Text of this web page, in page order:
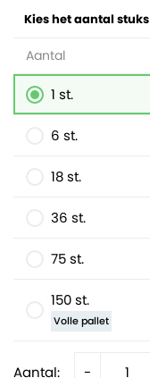
Aantal: -
Kies het aantal stuks
Aantal
1 st.
6 st.
18 st.
36 st.
75 st.
150 st.
Volle pallet